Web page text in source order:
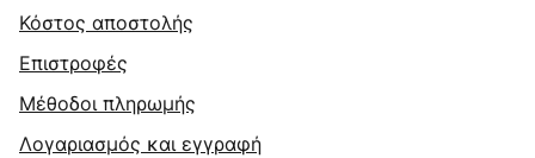
Κόστος αποστολής
Επιστροφές
Μέθοδοι πληρωμής
Λογαριασμός και εγγραφή